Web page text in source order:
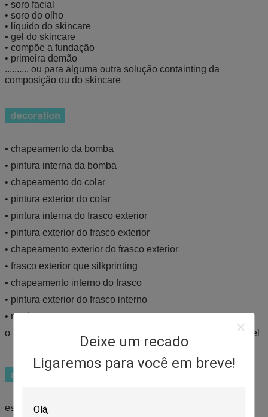
Deixe um recado
Ligaremos para você em breve!
• soro facial
• soro do olho
• líquido do skincare
• gel do skincare
• compõe a fundação
• primeira demão
.......... ou para alguma outra solução containting da
composição ou do skincare
• chapeamento da bomba
• pintura interna da bomba
• chapeamento do colar
• pintura exterior do colar
• pintura interna do frasco exterior
• pintura exterior do frasco exterior
• chapeamento exterior do frasco exterior
• frasco exterior que silkprinting
• chapeamento interno do frasco
• pintura exterior do frasco interno
• rotulagem
o → qualquer parte toda a cor para a injeção está disponível
estilo magro extravagante da bomba do pescoço do ►